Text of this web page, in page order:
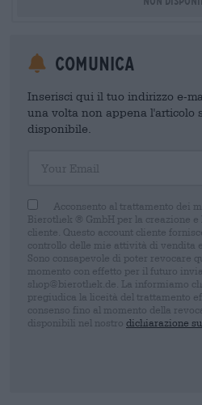
Comunica
Inserisci qui il tuo indirizzo e-
una volta non appena l'articolo
disponibile.
Acconsento al trattamento dei
Bierothek ® GmbH per la creazione e
cliente. Questo account cliente
controllo delle mie attività di vendita
Sono consapevole di poter revocare
momento con effetto per il futuro
shop@bierothek.de. La informiamo
pregiudica la liceità del trattamento
consenso fino al momento della
disponibili nel nostro dichiarazione